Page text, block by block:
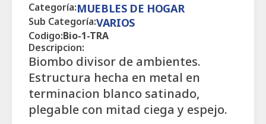
Categoría:MUEBLES DE HOGAR
Sub Categoría:VARIOS
Codigo:Bio-1-TRA
Descripcion:
Biombo divisor de ambientes.
Estructura hecha en metal en
terminacion blanco satinado,
plegable con mitad ciega y espejo.